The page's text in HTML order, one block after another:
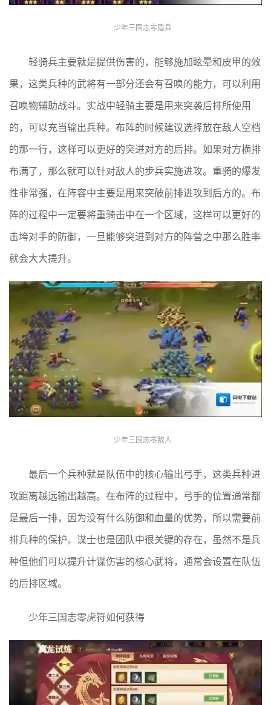
少年三国志零盾兵
轻骑兵主要就是提供伤害的，能够施加眩晕和皮甲的效
果，这类兵种的武将有一部分还会有召唤的能力，可以利用
召唤物辅助战斗。实战中轻骑主要是用来突袭后排所使用
的，可以充当输出兵种。布阵的时候建议选择放在敌人空档
的那一行，这样可以更好的突进对方的后排。如果对方横排
布满了，那么就可以针对敌人的步兵实施进攻。重骑的爆发
性非常强，在阵容中主要是用来突破前排进攻到后方的。布
阵的过程中一定要将重骑击中在一个区域，这样可以更好的
击垮对手的防御，一旦能够突进到对方的阵营之中那么胜率
就会大大提升。
少年三国志零敌人
最后一个兵种就是队伍中的核心输出弓手，这类兵种进
攻距离越远输出越高。在布阵的过程中，弓手的位置通常都
是最后一排，因为没有什么防御和血量的优势，所以需要前
排兵种的保护。谋士也是团队中很关键的存在，虽然不是兵
种但他们可以提升计谋伤害的核心武将，通常会设置在队伍
的后排区域。
少年三国志零虎符如何获得